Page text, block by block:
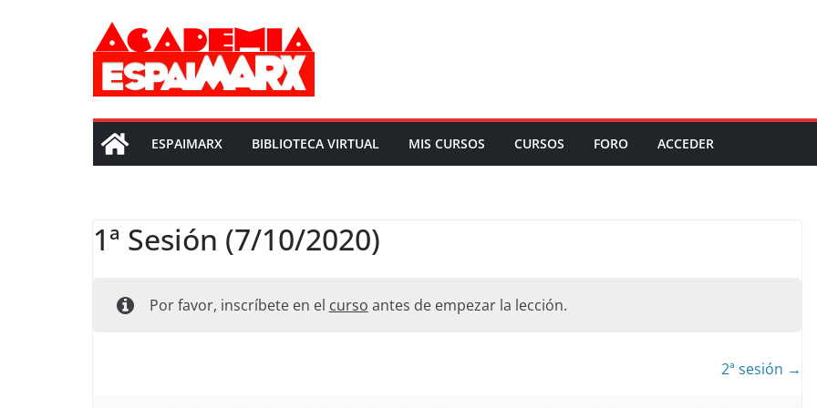
ESPAIMARX BIBLIOTECA VIRTUAL MIS CURSOS CURSOS FORO ACCEDER
1ª Sesión (7/10/2020)
Por favor, inscríbete en el curso antes de empezar la lección.
2ª sesión